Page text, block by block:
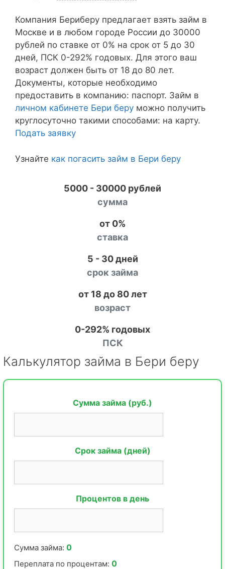
Компания Бериберу предлагает взять займ в
Москве и в любом городе России до 30000
рублей по ставке от 0% на срок от 5 до 30
дней, ПСК 0-292% годовых. Для этого ваш
возраст должен быть от 18 до 80 лет.
Документы, которые необходимо
предоставить в компанию: паспорт. Займ в
личном кабинете Бери беру можно получить
круглосуточно такими способами: на карту.
Подать заявку
Узнайте как погасить займ в Бери беру
5000 - 30000 рублей
сумма
от 0%
ставка
5 - 30 дней
срок займа
от 18 до 80 лет
возраст
0-292% годовых
ПСК
Калькулятор займа в Бери беру
Сумма займа (руб.)
Срок займа (дней)
Процентов в день
Сумма займа: 0
Переплата по процентам: 0